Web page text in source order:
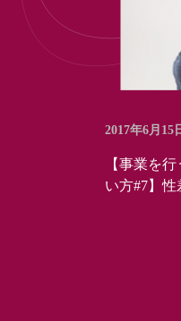
2017年6月15
【事業を
い方#7】性